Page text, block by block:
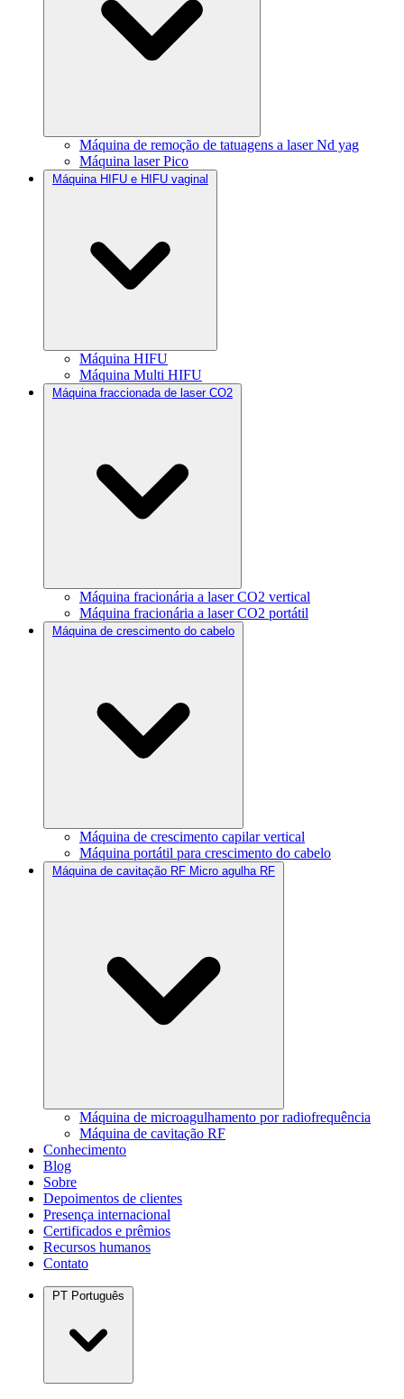
Máquina de remoção de tatuagens a laser Nd yag
Máquina laser Pico
Máquina HIFU e HIFU vaginal
Máquina HIFU
Máquina Multi HIFU
Máquina fraccionada de laser CO2
Máquina fracionária a laser CO2 vertical
Máquina fracionária a laser CO2 portátil
Máquina de crescimento do cabelo
Máquina de crescimento capilar vertical
Máquina portátil para crescimento do cabelo
Máquina de cavitação RF Micro agulha RF
Máquina de microagulhamento por radiofrequência
Máquina de cavitação RF
Conhecimento
Blog
Sobre
Depoimentos de clientes
Presença internacional
Certificados e prêmios
Recursos humanos
Contato
PT Português